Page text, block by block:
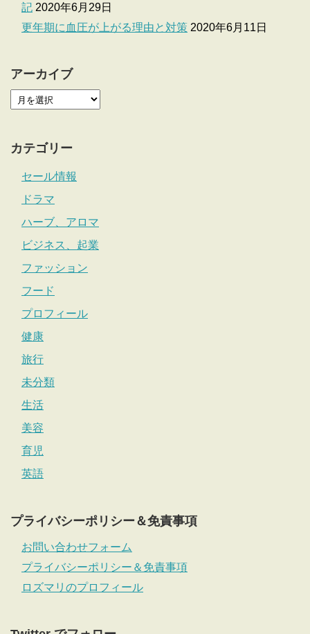
記 2020年6月29日
更年期に血圧が上がる理由と対策 2020年6月11日
アーカイブ
カテゴリー
セール情報
ドラマ
ハーブ、アロマ
ビジネス、起業
ファッション
フード
プロフィール
健康
旅行
未分類
生活
美容
育児
英語
プライバシーポリシー＆免責事項
お問い合わせフォーム
プライバシーポリシー＆免責事項
ロズマリのプロフィール